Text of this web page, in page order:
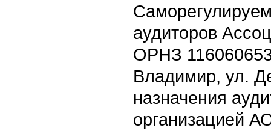
аудиторов
ОРНЗ
Владимир, ул.
назначения
организацией